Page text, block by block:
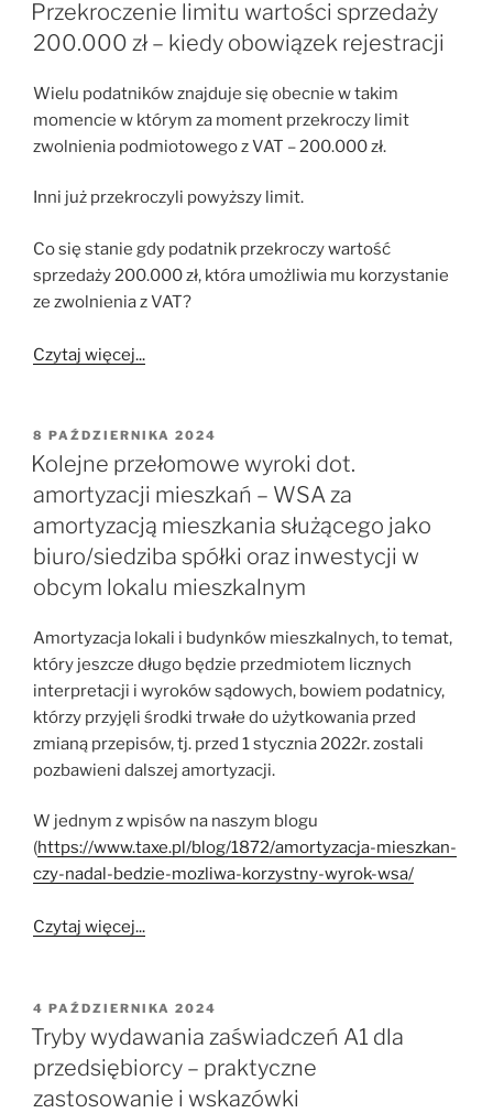
Przekroczenie limitu wartości sprzedaży
200.000 zł – kiedy obowiązek rejestracji
Wielu podatników znajduje się obecnie w takim
momencie w którym za moment przekroczy limit
zwolnienia podmiotowego z VAT – 200.000 zł.
Inni już przekroczyli powyższy limit.
Co się stanie gdy podatnik przekroczy wartość
sprzedaży 200.000 zł, która umożliwia mu korzystanie
ze zwolnienia z VAT?
Czytaj więcej...
OPUBLIKOWANE
W
8 PAŹDZIERNIKA 2024
Kolejne przełomowe wyroki dot.
amortyzacji mieszkań – WSA za
amortyzacją mieszkania służącego jako
biuro/siedziba spółki oraz inwestycji w
obcym lokalu mieszkalnym
Amortyzacja lokali i budynków mieszkalnych, to temat,
który jeszcze długo będzie przedmiotem licznych
interpretacji i wyroków sądowych, bowiem podatnicy,
którzy przyjęli środki trwałe do użytkowania przed
zmianą przepisów, tj. przed 1 stycznia 2022r. zostali
pozbawieni dalszej amortyzacji.
W jednym z wpisów na naszym blogu
(https://www.taxe.pl/blog/1872/amortyzacja-mieszkan-
czy-nadal-bedzie-mozliwa-korzystny-wyrok-wsa/
Czytaj więcej...
OPUBLIKOWANE
W
4 PAŹDZIERNIKA 2024
Tryby wydawania zaświadczeń A1 dla
przedsiębiorcy – praktyczne
zastosowanie i wskazówki